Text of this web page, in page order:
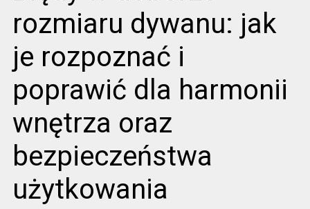
rozmiaru dywanu: jak
je rozpoznać i
poprawić dla harmonii
wnętrza oraz
bezpieczeństwa
użytkowania